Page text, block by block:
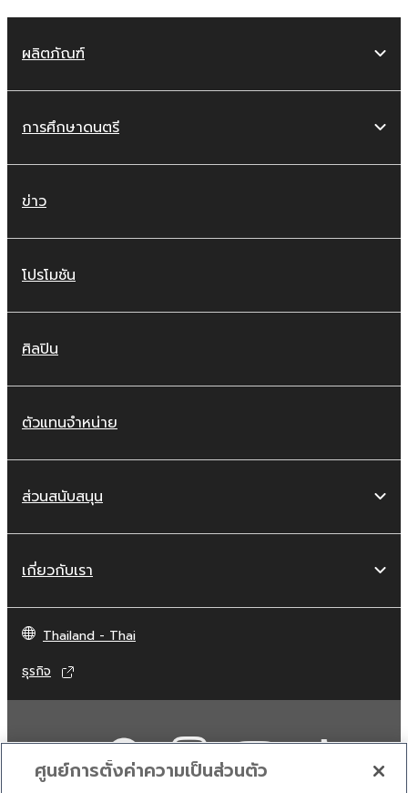
ผลิตภัณฑ์
การศึกษาดนตรี
ข่าว
โปรโมชัน
ศิลปิน
ตัวแทนจำหน่าย
ส่วนสนับสนุน
เกี่ยวกับเรา
Thailand - Thai
ธุรกิจ
ศูนย์การตั้งค่าความเป็นส่วนตัว